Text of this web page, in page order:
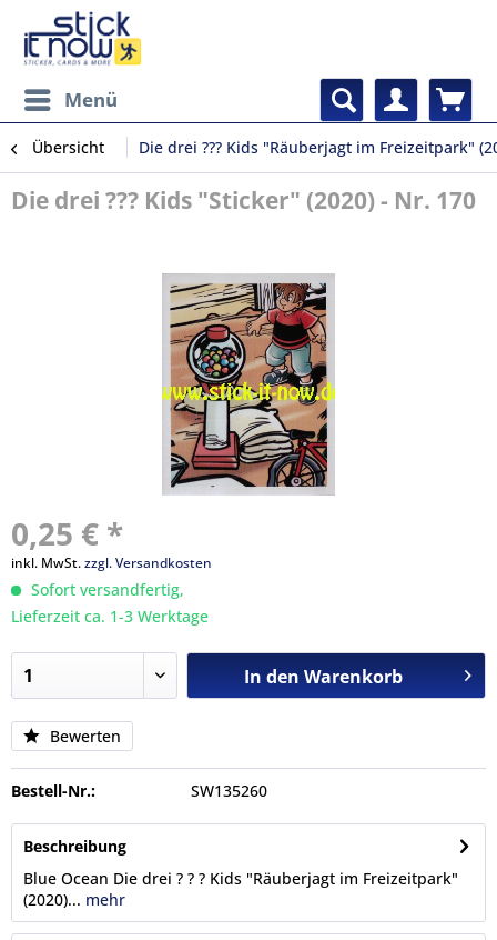
Menü
Übersicht Die drei ??? Kids "Räuberjagt im Freizeitpark"
Die drei ??? Kids "Sticker" (2020) - Nr. 170
0,25 € *
inkl. MwSt.zzgl. Versandkosten
Sofort versandfertig,
Lieferzeit ca. 1-3 Werktage
In den Warenkorb
Bewerten
Bestell-Nr.: SW135260
Beschreibung
Blue Ocean Die drei ? ? ? Kids "Räuberjagt im Freizeitpark"
(2020)... mehr